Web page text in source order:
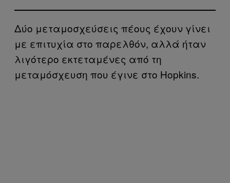
Δύο μεταμοσχεύσεις πέους έχουν γίνει
με επιτυχία στο παρελθόν, αλλά ήταν
λιγότερο εκτεταμένες από τη
μεταμόσχευση που έγινε στο Hopkins.